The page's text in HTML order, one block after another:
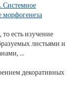
Системное
морфогенеза
есть изучение
листьями и
...
декоративных